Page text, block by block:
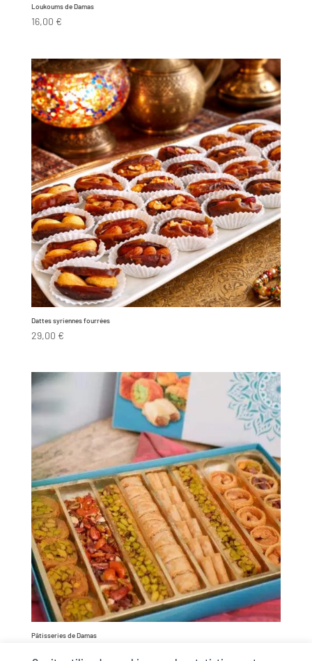
Loukoums de Damas
16,00 €
Dattes syriennes fourrées
29,00 €
Pâtisseries de Damas